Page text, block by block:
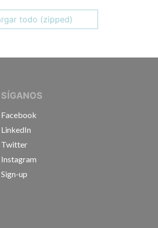
todo (zipped)
SÍGANOS
Facebook
LinkedIn
Twitter
Instagram
Sign-up